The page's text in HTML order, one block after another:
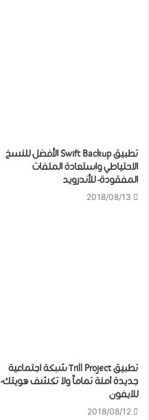
تطبيق Swift Backup الأفضل للنسخ
الاحتياطي واستعادة الملفات
المفقودة- للأندرويد
2018/08/13
تطبيق Trill Project شبكة اجتماعية
جديدة آمنة تماماً ولا تكشف هويتك-
للايفون
2018/08/12